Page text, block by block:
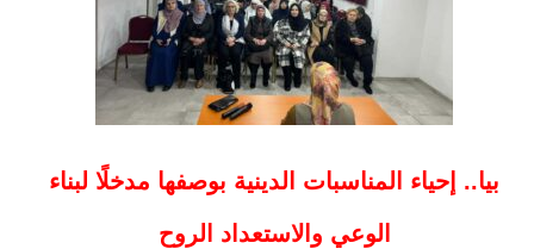
بيا.. إحياء المناسبات الدينية بوصفها مدخلًا لبناء
الوعي والاستعداد الروح